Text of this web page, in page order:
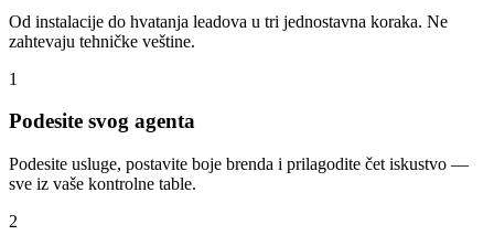
Od instalacije do hvatanja leadova u tri jednostavna koraka. Ne
zahtevaju tehničke veštine.
1
Podesite svog agenta
Podesite usluge, postavite boje brenda i prilagodite čet iskustvo —
sve iz vaše kontrolne table.
2